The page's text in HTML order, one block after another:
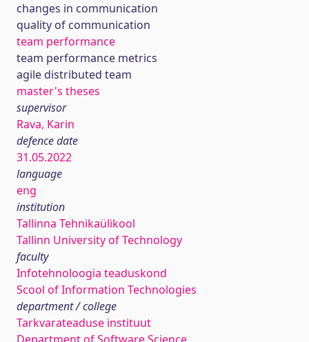
changes in communication
quality of communication
team performance
team performance metrics
agile distributed team
master's theses
supervisor
Rava, Karin
defence date
31.05.2022
language
eng
institution
Tallinna Tehnikaülikool
Tallinn University of Technology
faculty
Infotehnoloogia teaduskond
Scool of Information Technologies
department / college
Tarkvarateaduse instituut